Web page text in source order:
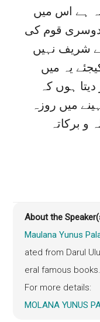
ہے اس میں
دوسری قوم کی
شریف نہیں
یہ میں
ہوں کہ
میں روزہ
و برکاتہ
About the
Maulana Yunus
ated from Darul
eral famous books.
For more details:
MOLANA YUNUS